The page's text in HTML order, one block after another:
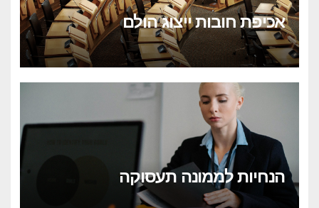
אכיפת חובות ייצוג הולם
הנחיות לממונה תעסוקה